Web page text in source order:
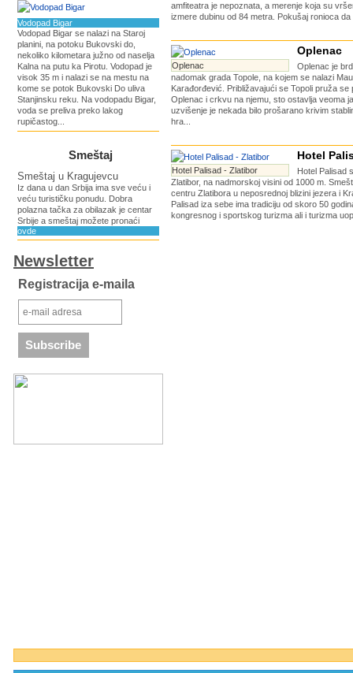
Vodopad Bigar
Vodopad Bigar se nalazi na Staroj
planini, na potoku Bukovski do,
nekoliko kilometara južno od naselja
Kalna na putu ka Pirotu. Vodopad je
visok 35 m i nalazi se na mestu na
kome se potok Bukovski Do uliva
Stanjinsku reku. Na vodopadu Bigar,
voda se preliva preko lakog
rupičastog...
Smeštaj
Smeštaj u Kragujevcu
Iz dana u dan Srbija ima sve veću i
veću turističku ponudu. Dobra
polazna tačka za obilazak je centar
Srbije a smeštaj možete pronaći
ovde
Newsletter
Registracija e-maila
amfiteatra je nepoznata, a merenje koja su
izmere dubinu od 84 metra. Pokušaj ronioca da
Oplenac
Oplenac
Oplenac je
nadomak grada Topole, na kojem se nalazi
Karađorđević. Približavajući se Topoli pruža se
Oplenac i crkvu na njemu, sto ostavlja veoma
uzvišenje je nekada bilo prošarano krivim
hra...
Hotel Palisad - Zlatibor
Hotel
Hotel Palisad
Zlatibor, na nadmorskoj visini od 1000 m.
centru Zlatibora u neposrednoj blizini jezera i
Palisad iza sebe ima tradiciju od skoro 50
kongresnog i sportskog turizma ali i turizma